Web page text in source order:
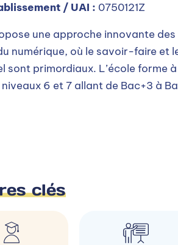
/ UAI : 0750121Z
une approche innovante
numérique, où le savoir-faire et
sont primordiaux. L’école forme
niveaux 6 et 7 allant de Bac+3 à
clés